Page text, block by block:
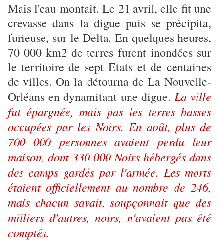
Mais l'eau montait. Le 21 avril, elle fit une
crevasse dans la digue puis se précipita,
furieuse, sur le Delta. En quelques heures,
70 000 km2 de terres furent inondées sur
le territoire de sept Etats et de centaines
de villes. On la détourna de La Nouvelle-
Orléans en dynamitant une digue. La ville
fut épargnée, mais pas les terres basses
occupées par les Noirs. En août, plus de
700 000 personnes avaient perdu leur
maison, dont 330 000 Noirs hébergés dans
des camps gardés par l'armée. Les morts
étaient officiellement au nombre de 246,
mais chacun savait, soupçonnait que des
milliers d'autres, noirs, n'avaient pas été
comptés.